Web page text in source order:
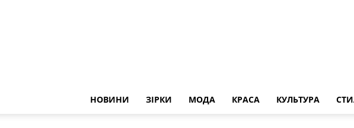
НОВИНИ ЗІРКИ МОДА КРАСА КУЛЬТУРА